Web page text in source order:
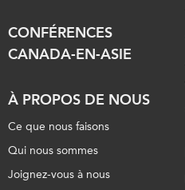
CONFÉRENCES
CANADA-EN-ASIE
À PROPOS DE NOUS
Ce que nous faisons
Qui nous sommes
Joignez-vous à nous